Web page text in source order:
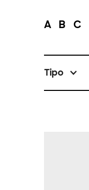
A B C
Tipo